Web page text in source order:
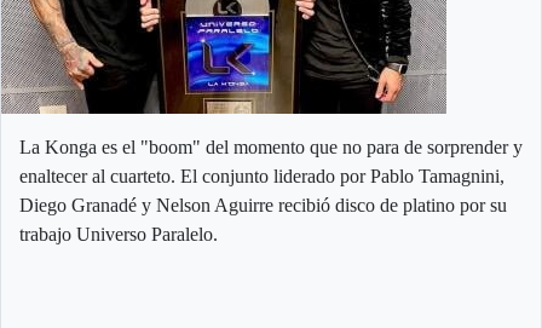
La Konga es el "boom" del momento que no para de sorprender y
enaltecer al cuarteto. El conjunto liderado por Pablo Tamagnini,
Diego Granadé y Nelson Aguirre recibió disco de platino por su
trabajo Universo Paralelo.